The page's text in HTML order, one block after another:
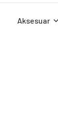
Aksesuar